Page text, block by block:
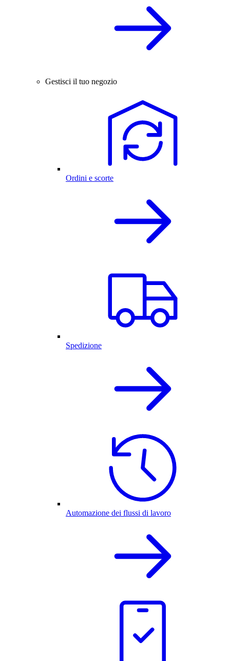
Gestisci il tuo negozio
Ordini e scorte
Spedizione
Automazione dei flussi di lavoro